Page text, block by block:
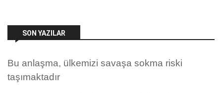
SON YAZILAR
Bu anlaşma, ülkemizi savaşa sokma riski
taşımaktadır